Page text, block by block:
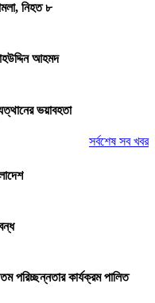
নিহত ৮
আহমদ
ভয়াবহতা
সর্বশেষ সব খবর
পরিচ্ছন্নতার কার্যক্রম পালিত